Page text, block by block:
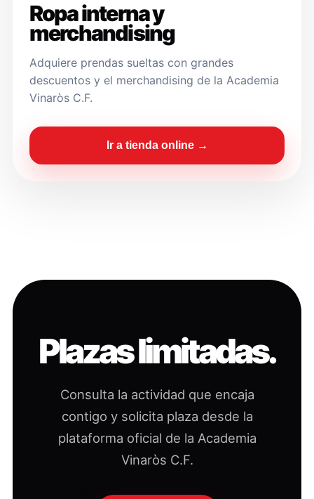
Ropa interna y
merchandising
Adquiere prendas sueltas con grandes
descuentos y el merchandising de la Academia
Vinaròs C.F.
Ir a tienda online →
Plazas limitadas.
Consulta la actividad que encaja
contigo y solicita plaza desde la
plataforma oficial de la Academia
Vinaròs C.F.